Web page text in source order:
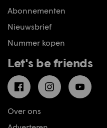
Abonnementen
Nieuwsbrief
Nummer kopen
Let's be friends
FacebookInstagramYouTube
Over ons